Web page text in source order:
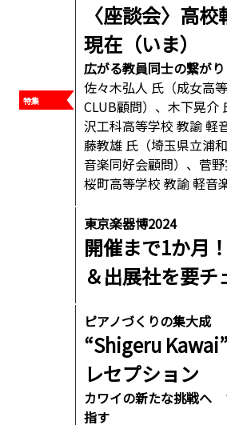
〈座談会〉高
現在（いま）
広がる教員同士の繋が
佐々木弘人 氏（成女高
CLUB顧問）、木下晃介
沢工科高等学校 教諭 軽
藤教雄 氏（埼玉県立浦
音楽同好会顧問）、菅
桜町高等学校 教諭 軽音
東京楽器博2024
開催まで1か月
＆出展社を要チ
ピアノづくりの集大成
“Shigeru
レセプション
カワイの新たな挑戦へ
指す